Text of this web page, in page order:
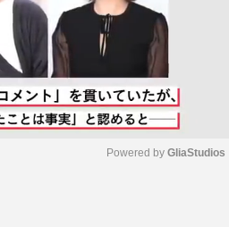
Powered by GliaStudios